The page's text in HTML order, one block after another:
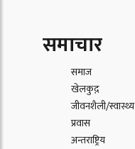
समाचार
समाज
खेलकुद़़
जीवनशैली/स्वास्थ्य
प्रवास
अन्तराष्ट्रिय